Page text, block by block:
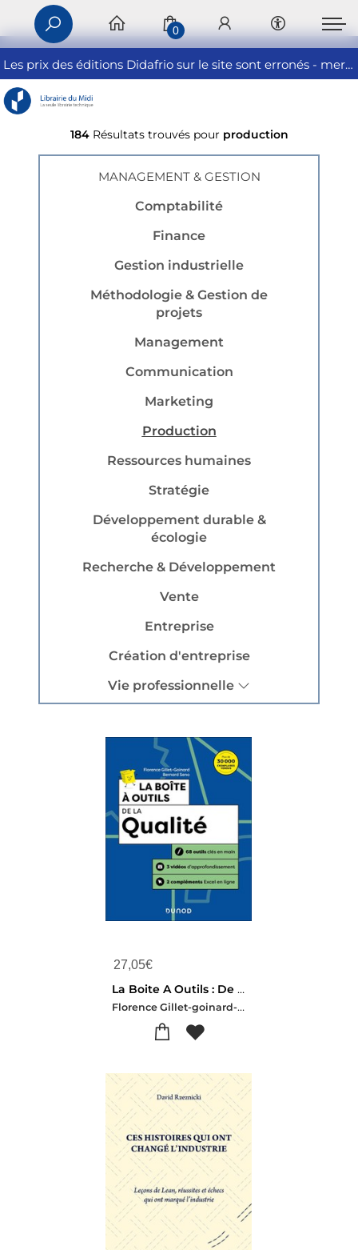
Les prix des éditions Didafrio sur le site sont erronés - merci de nous contacter
0
184 Résultats trouvés pour production
MANAGEMENT & GESTION
Comptabilité
Finance
Gestion industrielle
Méthodologie & Gestion de
projets
Management
Communication
Marketing
Production
Ressources humaines
Stratégie
Développement durable &
écologie
Recherche & Développement
Vente
Entreprise
Création d'entreprise
Vie professionnelle
27,05€
La Boite A Outils : De La Qualite (5e Edition)
Florence Gillet-goinard-Bernard Seno